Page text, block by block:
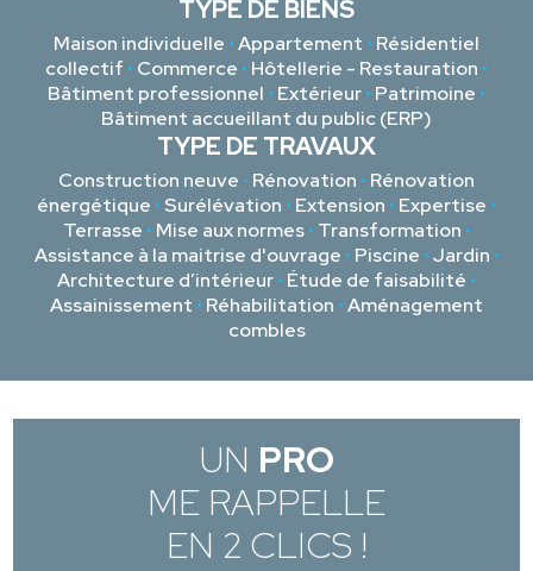
TYPE DE BIENS
Maison individuelle •Appartement • Résidentiel
collectif • Commerce • Hôtellerie - Restauration •
Bâtiment professionnel • Extérieur• Patrimoine •
Bâtiment accueillant du public (ERP)
TYPE DE TRAVAUX
Construction neuve • Rénovation • Rénovation
énergétique • Surélévation • Extension • Expertise •
Terrasse • Mise aux normes • Transformation •
Assistance à la maitrise d'ouvrage • Piscine •Jardin •
Architecture d’intérieur• Étude de faisabilité •
Assainissement • Réhabilitation •Aménagement
combles
UN PRO
ME RAPPELLE
EN 2 CLICS !